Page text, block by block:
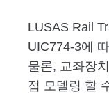
LUSAS Rail
UIC774-3에
물론, 교좌장
접 모델링 할